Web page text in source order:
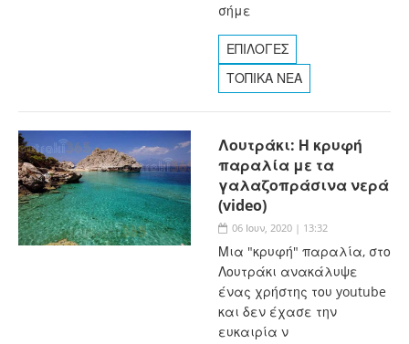
σήμε
ΕΠΙΛΟΓΕΣ
ΤΟΠΙΚΑ ΝΕΑ
Λουτράκι: Η κρυφή
παραλία με τα
γαλαζοπράσινα νερά
(video)
06 Ιουν, 2020 | 13:32
Μια "κρυφή" παραλία, στο
Λουτράκι ανακάλυψε
ένας χρήστης του youtube
και δεν έχασε την
ευκαιρία ν